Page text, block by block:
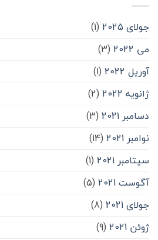
جولای 2025
(1)
می 2022
(3)
آوریل 2022
(1)
ژانویه 2022
(2)
دسامبر 2021
(3)
نوامبر 2021
(14)
سپتامبر 2021
(1)
آگوست 2021
(5)
جولای 2021
(8)
ژوئن 2021
(9)